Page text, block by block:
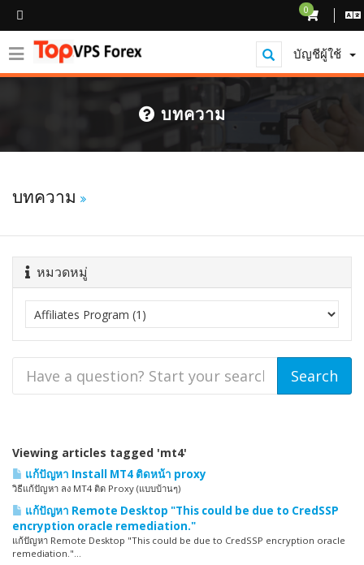
0
บัญชีผู้ใช้
บทความ
บทความ
หมวดหมู่
Viewing articles tagged 'mt4'
แก้ปัญหา Install MT4 ติดหน้า proxy
วิธีแก้ปัญหา ลง MT4 ติด Proxy (แบบบ้านๆ)
แก้ปัญหา Remote Desktop "This could be due to CredSSP
encryption oracle remediation."
แก้ปัญหา Remote Desktop "This could be due to CredSSP encryption oracle
remediation."...